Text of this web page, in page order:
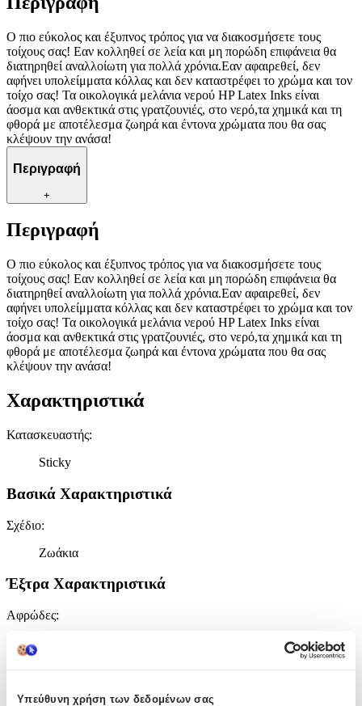
Υπεύθυνη χρήση των δεδομένων σας
Ο πιο εύκολος και έξυπνος τρόπος για να διακοσμήσετε τους
τοίχους σας! Εαν κολληθεί σε λεία και μη πορώδη επιφάνεια θα
διατηρηθεί αναλλοίωτη για πολλά χρόνια.Εαν αφαιρεθεί, δεν
αφήνει υπολείμματα κόλλας και δεν καταστρέφει το χρώμα και τον
τοίχο σας! Τα οικολογικά μελάνια νερού HP Latex Inks είναι
άοσμα και ανθεκτικά στις γρατζουνιές, στο νερό,τα χημικά και τη
φθορά με αποτέλεσμα ζωηρά και έντονα χρώματα που θα σας
κλέψουν την ανάσα!
Περιγραφή
+
Περιγραφή
Ο πιο εύκολος και έξυπνος τρόπος για να διακοσμήσετε τους
τοίχους σας! Εαν κολληθεί σε λεία και μη πορώδη επιφάνεια θα
διατηρηθεί αναλλοίωτη για πολλά χρόνια.Εαν αφαιρεθεί, δεν
αφήνει υπολείμματα κόλλας και δεν καταστρέφει το χρώμα και τον
τοίχο σας! Τα οικολογικά μελάνια νερού HP Latex Inks είναι
άοσμα και ανθεκτικά στις γρατζουνιές, στο νερό,τα χημικά και τη
φθορά με αποτέλεσμα ζωηρά και έντονα χρώματα που θα σας
κλέψουν την ανάσα!
Χαρακτηριστικά
Κατασκευαστής:
Sticky
Βασικά Χαρακτηριστικά
Σχέδιο:
Ζωάκια
Έξτρα Χαρακτηριστικά
Αφρώδες:
Βινυλίου:
Ναι